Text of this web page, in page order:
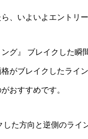
、いよいよエントリー
ング』 ブレイクした
がブレイクしたライ
おすすめです。
した方向と逆側のラ